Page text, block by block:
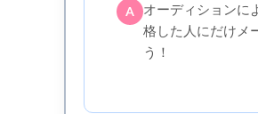
A
オーディションに
格した人にだけメ
う！